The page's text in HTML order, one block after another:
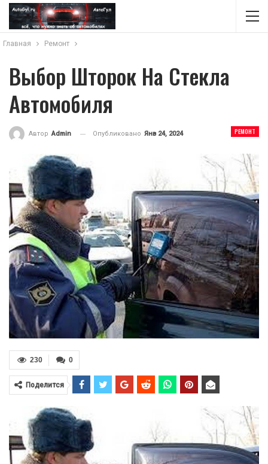
Главная Ремонт
Выбор Шторок На Стекла
Автомобиля
РЕМОНТ
Автор Admin Опубликовано Янв 24, 2024
0
230
Поделится